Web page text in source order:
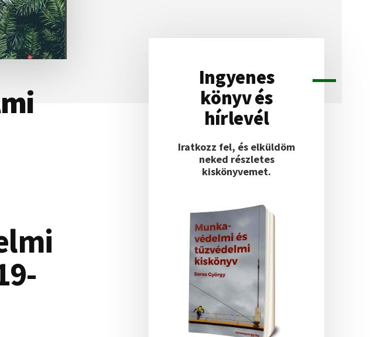
Elsődleges
oldalsáv
Ingyenes
könyv és
hírlevél
Iratkozz fel, és elküldöm
neked részletes
kiskönyvemet.